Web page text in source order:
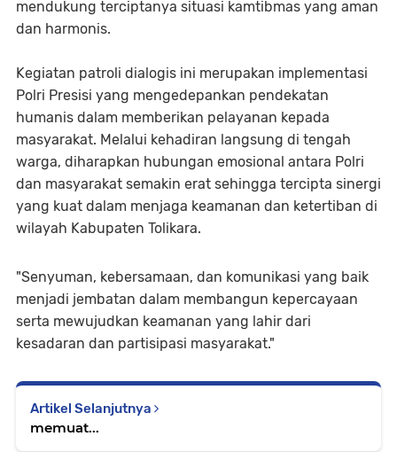
mendukung terciptanya situasi kamtibmas yang aman
dan harmonis.
Kegiatan patroli dialogis ini merupakan implementasi
Polri Presisi yang mengedepankan pendekatan
humanis dalam memberikan pelayanan kepada
masyarakat. Melalui kehadiran langsung di tengah
warga, diharapkan hubungan emosional antara Polri
dan masyarakat semakin erat sehingga tercipta sinergi
yang kuat dalam menjaga keamanan dan ketertiban di
wilayah Kabupaten Tolikara.
"Senyuman, kebersamaan, dan komunikasi yang baik
menjadi jembatan dalam membangun kepercayaan
serta mewujudkan keamanan yang lahir dari
kesadaran dan partisipasi masyarakat."
Artikel Selanjutnya
memuat...